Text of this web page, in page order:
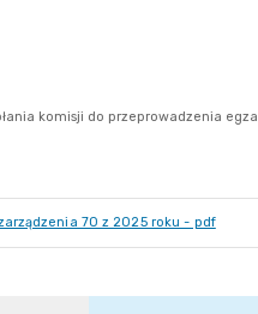
70 z 2025 roku - pdf